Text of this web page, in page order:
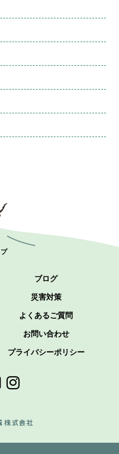
ブログ
災害対策
よくあるご質問
お問い合わせ
プライバシーポリシー